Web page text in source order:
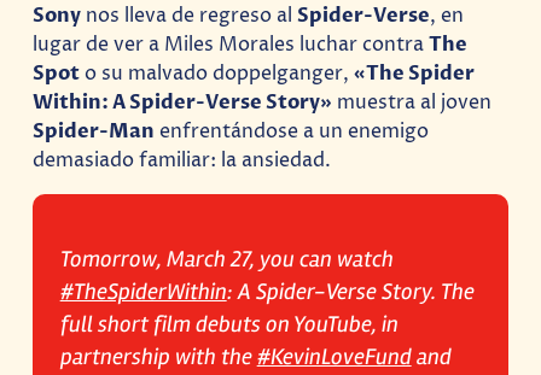
Sony nos lleva de regreso alSpider-Verse, en
lugar de ver a Miles Morales luchar contraThe
Spoto su malvado doppelganger,«The Spider
Within: A Spider-Verse Story» muestra al joven
Spider-Man enfrentándose a un enemigo
demasiado familiar: la ansiedad.
Tomorrow, March 27, you can watch
#TheSpiderWithin: A Spider-Verse Story. The
full short film debuts on YouTube, in
partnership with the#KevinLoveFundand